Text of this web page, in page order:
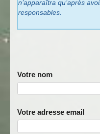
n’apparaîtra qu’après
responsables.
Votre nom
Votre adresse email